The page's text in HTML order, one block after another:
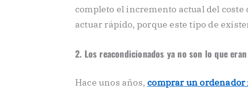
completo el incremento actual del coste
actuar rápido, porque este tipo de
2. Los reacondicionados ya no son lo que eran
Hace unos años,comprar un